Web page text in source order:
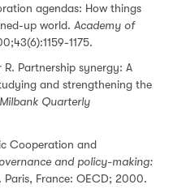
agendas: How things
up world. Academy of
1175.
R. Partnership synergy: A
and strengthening the
Milbank Quarterly
Cooperation and
and policy-making:
. Paris, France: OECD; 2000.